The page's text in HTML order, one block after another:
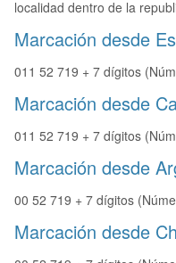
localidad dentro de la
Marcación desde
011 52 719 + 7 dígitos
Marcación desde
011 52 719 + 7 dígitos
Marcación desde
00 52 719 + 7 dígitos
Marcación desde